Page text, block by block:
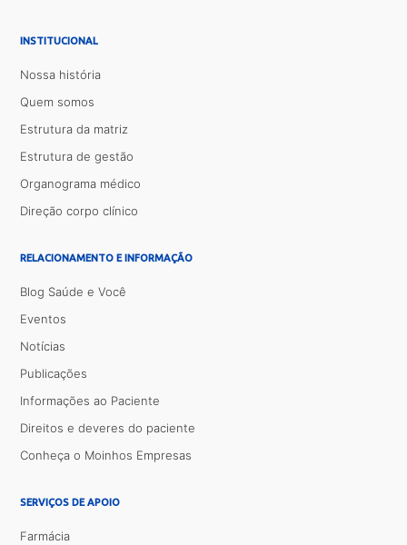
INSTITUCIONAL
Nossa história
Quem somos
Estrutura da matriz
Estrutura de gestão
Organograma médico
Direção corpo clínico
RELACIONAMENTO E INFORMAÇÃO
Blog Saúde e Você
Eventos
Notícias
Publicações
Informações ao Paciente
Direitos e deveres do paciente
Conheça o Moinhos Empresas
SERVIÇOS DE APOIO
Farmácia